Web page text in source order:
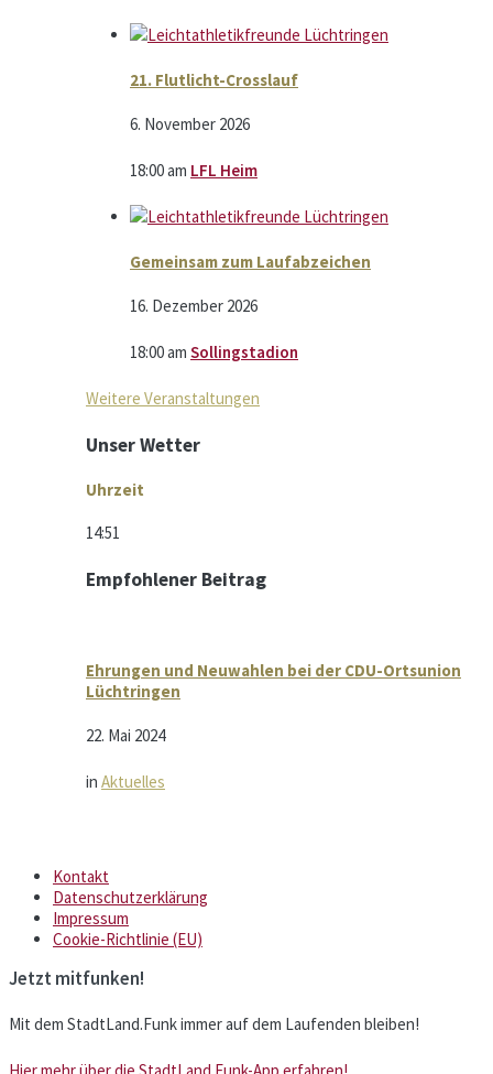
21. Flutlicht-Crosslauf
6. November 2026
18:00am LFL Heim
Gemeinsam zum Laufabzeichen
16. Dezember 2026
18:00am Sollingstadion
Weitere Veranstaltungen
Unser Wetter
Uhrzeit
14:51
Empfohlener Beitrag
Ehrungen und Neuwahlen bei der CDU-Ortsunion
Lüchtringen
22. Mai 2024
in Aktuelles
Kontakt
Datenschutzerklärung
Impressum
Cookie-Richtlinie (EU)
Jetzt mitfunken!
Mit dem StadtLand.Funk immer auf dem Laufenden bleiben!